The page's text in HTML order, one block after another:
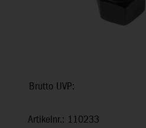
Brutto UVP:
Artikelnr.: 110233